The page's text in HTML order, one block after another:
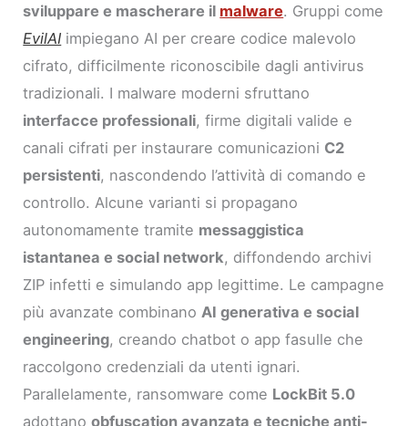
sviluppare e mascherare il malware. Gruppi come
EvilAI impiegano AI per creare codice malevolo
cifrato, difficilmente riconoscibile dagli antivirus
tradizionali. I malware moderni sfruttano
interfacce professionali, firme digitali valide e
canali cifrati per instaurare comunicazioni C2
persistenti, nascondendo l’attività di comando e
controllo. Alcune varianti si propagano
autonomamente tramite messaggistica
istantanea e social network, diffondendo archivi
ZIP infetti e simulando app legittime. Le campagne
più avanzate combinano AI generativa e social
engineering, creando chatbot o app fasulle che
raccolgono credenziali da utenti ignari.
Parallelamente, ransomware come LockBit 5.0
adottanoobfuscation avanzata e tecniche anti-